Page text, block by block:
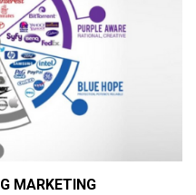
MARKETING